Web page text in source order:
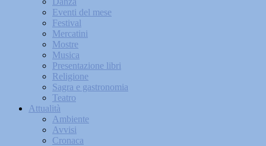
Eventi del mese
Festival
Mercatini
Mostre
Musica
Presentazione libri
Religione
Sagra e gastronomia
Teatro
Attualità
Ambiente
Avvisi
Cronaca